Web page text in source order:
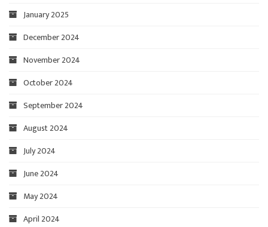
January 2025
December 2024
November 2024
October 2024
September 2024
August 2024
July 2024
June 2024
May 2024
April 2024